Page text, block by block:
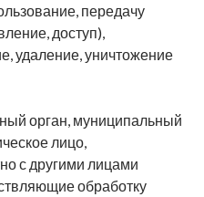
передачу
доступ),
удаление, уничтожение
орган, муниципальный
лицо,
с другими лицами
обработку